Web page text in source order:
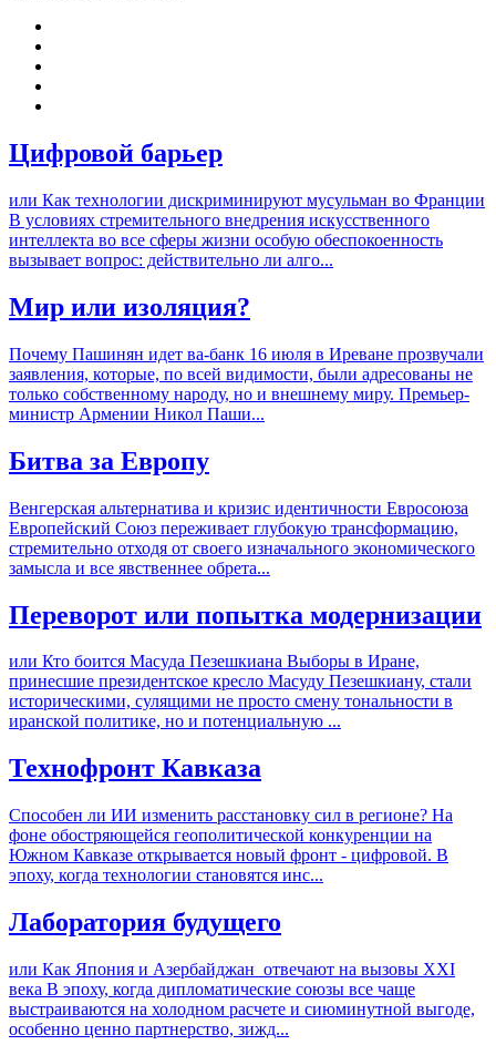
Цифровой барьер
или Как технологии дискриминируют мусульман во Франции
В условиях стремительного внедрения искусственного
интеллекта во все сферы жизни особую обеспокоенность
вызывает вопрос: действительно ли алго...
Мир или изоляция?
Почему Пашинян идет ва-банк 16 июля в Иреване прозвучали
заявления, которые, по всей видимости, были адресованы не
только собственному народу, но и внешнему миру. Премьер-
министр Армении Никол Паши...
Битва за Европу
Венгерская альтернатива и кризис идентичности Евросоюза
Европейский Союз переживает глубокую трансформацию,
стремительно отходя от своего изначального экономического
замысла и все явственнее обрета...
Переворот или попытка модернизации
или Кто боится Масуда Пезешкиана Выборы в Иране,
принесшие президентское кресло Масуду Пезешкиану, стали
историческими, сулящими не просто смену тональности в
иранской политике, но и потенциальную ...
Технофронт Кавказа
Способен ли ИИ изменить расстановку сил в регионе? На
фоне обостряющейся геополитической конкуренции на
Южном Кавказе открывается новый фронт - цифровой. В
эпоху, когда технологии становятся инс...
Лаборатория будущего
или Как Япония и Азербайджан отвечают на вызовы XXI
века В эпоху, когда дипломатические союзы все чаще
выстраиваются на холодном расчете и сиюминутной выгоде,
особенно ценно партнерство, зижд...